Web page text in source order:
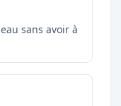
sans avoir à